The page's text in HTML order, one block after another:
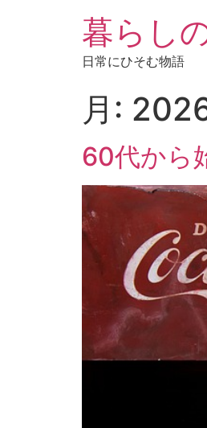
暮らし
日常にひそむ物語
月:
60代から